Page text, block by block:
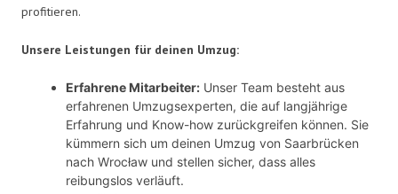
profitieren.
Unsere Leistungen für deinen Umzug:
Erfahrene Mitarbeiter: Unser Team besteht aus
erfahrenen Umzugsexperten, die auf langjährige
Erfahrung und Know-how zurückgreifen können. Sie
kümmern sich um deinen Umzug von Saarbrücken
nach Wrocław und stellen sicher, dass alles
reibungslos verläuft.